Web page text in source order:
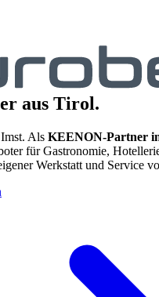
aus Tirol.
Als KEENON-Partner
für Gastronomie,
Werkstatt und Service